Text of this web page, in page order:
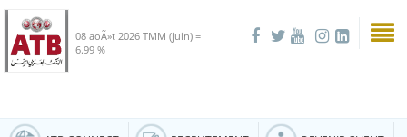
08 aoÃ»t 2026 TMM (juin) =
6.99 %